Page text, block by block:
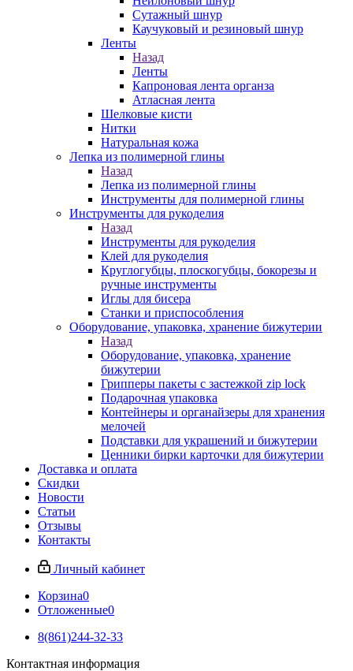
Сутажный шнур
Каучуковый и резиновый шнур
Ленты
Назад
Ленты
Капроновая лента органза
Атласная лента
Шелковые кисти
Нитки
Натуральная кожа
Лепка из полимерной глины
Назад
Лепка из полимерной глины
Инструменты для полимерной глины
Инструменты для рукоделия
Назад
Инструменты для рукоделия
Клей для рукоделия
Круглогубцы, плоскогубцы, бокорезы и
ручные инструменты
Иглы для бисера
Станки и приспособления
Оборудование, упаковка, хранение бижутерии
Назад
Оборудование, упаковка, хранение
бижутерии
Грипперы пакеты с застежкой zip lock
Подарочная упаковка
Контейнеры и органайзеры для хранения
мелочей
Подставки для украшений и бижутерии
Ценники бирки карточки для бижутерии
Доставка и оплата
Скидки
Новости
Статьи
Отзывы
Контакты
Личный кабинет
Корзина0
Отложенные0
8(861)244-32-33
Контактная информация